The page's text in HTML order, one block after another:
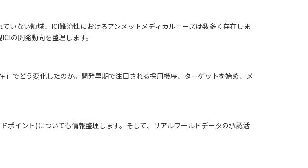
いない領域、ICI難治性におけるアンメットメディカルニーズは数多く存在しま
の開発動向を整理します。
でどう変化したのか。開発早期で注目される採用機序、ターゲットを始め、メ
イント)についても情報整理します。そして、リアルワールドデータの承認活